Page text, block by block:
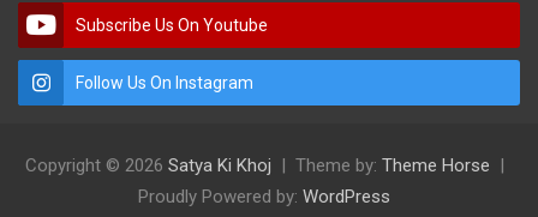
Subscribe Us On Youtube
Follow Us On Instagram
Copyright © 2026 Satya Ki Khoj Theme by: Theme Horse
Proudly Powered by: WordPress